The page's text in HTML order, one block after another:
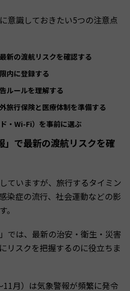
意識しておきたい5つの注意点
新の渡航リスクを確認する
内に登録する
ルールを理解する
旅行保険と医療体制を準備する
・Wi-Fi）を事前に選ぶ
」で最新の渡航リスクを確
ていますが、旅行するタイミン
染症の流行、社会運動などの影
では、最新の治安・衛生・災害
リスクを把握するのに役立ちま
11月）は気象警報が頻繁に発令